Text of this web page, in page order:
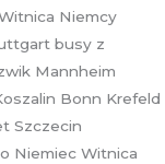
Niemcy
busy z
Mannheim
Bonn Krefeld
Szczecin
Niemiec Witnica